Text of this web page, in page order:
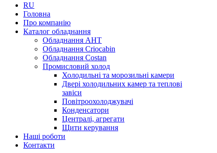
RU
Головна
Про компанію
Каталог обладнання
Обладнання AHT
Обладнання Criocabin
Обладнання Costan
Промисловий холод
Холодильні та морозильні камери
Двері холодильних камер та теплові
завіси
Повітроохолоджувачі
Конденсатори
Централі, агрегати
Щити керування
Наші роботи
Контакти